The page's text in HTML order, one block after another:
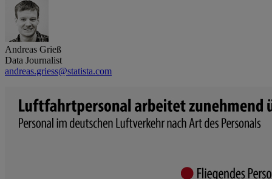
Andreas Grieß
Data Journalist
andreas.griess@statista.com